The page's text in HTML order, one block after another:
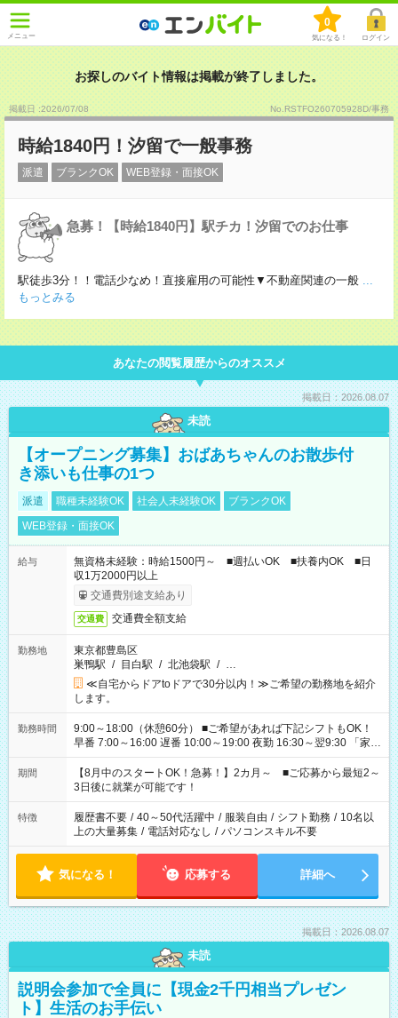
メニュー
0
気になる！ ログイン
お探しのバイト情報は掲載が終了しました。
掲載日 :2026/07/08 No.RSTFO260705928D/事務
時給1840円！汐留で一般事務
派遣 ブランクOK WEB登録・面接OK
急募！【時給1840円】駅チカ！汐留でのお仕事
駅徒歩3分！！電話少なめ！直接雇用の可能性▼不動産関連の一般 ...
もっとみる
あなたの閲覧履歴からのオススメ
掲載日：2026.08.07
未読
【オープニング募集】おばあちゃんのお散歩付
き添いも仕事の1つ
派遣 職種未経験OK 社会人未経験OK
ブランクOK
WEB登録・面接OK
給与
無資格未経験：時給1500円～ ■週払いOK ■扶養内OK ■日
収1万2000円以上
交通費別途支給あり
交通費 交通費全額支給
勤務地
東京都豊島区
巣鴨駅 / 目白駅 / 北池袋駅 / …
≪自宅からドアtoドアで30分以内！≫ご希望の勤務地を紹介
します。
勤務時間
9:00～18:00（休憩60分） ■ご希望があれば下記シフトもOK！
早番 7:00～16:00 遅番 10:00～19:00 夜勤 16:30～翌9:30 「家族
と休みを合わせたい」 「余裕を持って夕飯の準備がしたい」
「できれば残業はしたくない」 など、ご希望を教えてください
ね。 ※Wワーク希望の方へ 今ご覧のお仕事で希望する勤務時間
と、もう1つのお仕事の勤務時間。 合計で週40時間を超える場
合は応募できません。
期間
【8月中のスタートOK！急募！】2カ月～ ■ご応募から最短2～
3日後に就業が可能です！
特徴 履歴書不要 / 40～50代活躍中 / 服装自由 / シフト勤務 / 10名以
上の大量募集 / 電話対応なし / パソコンスキル不要
気になる！ 応募する 詳細へ
掲載日：2026.08.07
未読
説明会参加で全員に【現金2千円相当プレゼン
ト】生活のお手伝い